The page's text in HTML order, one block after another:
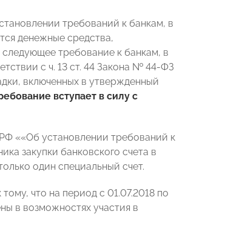
требований к банкам, в
денежные средства,
требование к банкам, в
с ч. 13 ст. 44 Закона № 44-ФЗ
включенных в утвержденный
вступает в силу с
««Об установлении требований к
закупки банковского счета в
один специальный счет.
что на период с 01.07.2018 по
в возможностях участия в